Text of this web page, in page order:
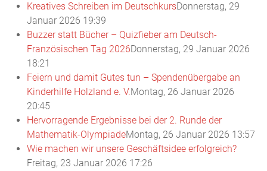
Kreatives Schreiben im DeutschkursDonnerstag, 29
Januar 2026 19:39
Buzzer statt Bücher – Quizfieber am Deutsch-
Französischen Tag 2026Donnerstag, 29 Januar 2026
18:21
Feiern und damit Gutes tun – Spendenübergabe an
Kinderhilfe Holzland e. V.Montag, 26 Januar 2026
20:45
Hervorragende Ergebnisse bei der 2. Runde der
Mathematik-OlympiadeMontag, 26 Januar 2026 13:57
Wie machen wir unsere Geschäftsidee erfolgreich?
Freitag, 23 Januar 2026 17:26